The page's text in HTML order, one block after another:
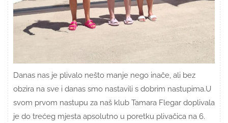
Danas nas je plivalo nešto manje nego inače, ali bez
obzira na sve i danas smo nastavili s dobrim nastupima.U
svom prvom nastupu za naš klub Tamara Flegar doplivala
je do trećeg mjesta apsolutno u poretku plivačica na 6.